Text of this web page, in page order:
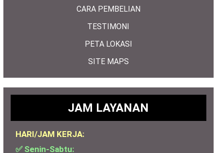
CARA PEMBELIAN
TESTIMONI
PETA LOKASI
SITE MAPS
JAM LAYANAN
HARI/JAM KERJA:
✅ Senin-Sabtu: